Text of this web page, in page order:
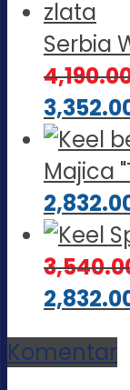
Serbia
Majica
Komentar